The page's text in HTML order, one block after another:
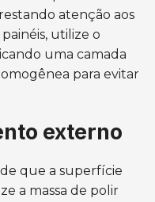
atenção aos
utilize o
uma camada
para evitar
externo
que a superfície
a massa de polir